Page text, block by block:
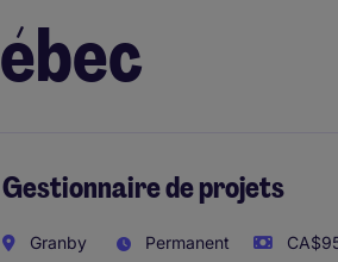
Gestionnaire de projets
Granby Permanent